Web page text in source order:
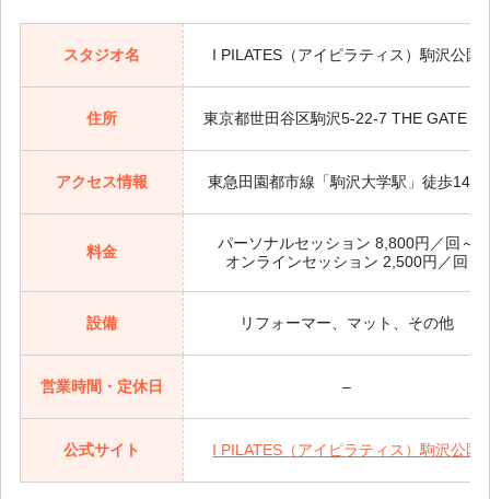
スタジオ名 I PILATES（アイピラティス）駒沢公園
住所 東京都世田谷区駒沢5-22-7 THE GATE 1B
アクセス情報 東急田園都市線「駒沢大学駅」徒歩14分
料金
パーソナルセッション 8,800円／回～
オンラインセッション 2,500円／回
設備 リフォーマー、マット、その他
営業時間・定休日 –
公式サイト I PILATES（アイピラティス）駒沢公園